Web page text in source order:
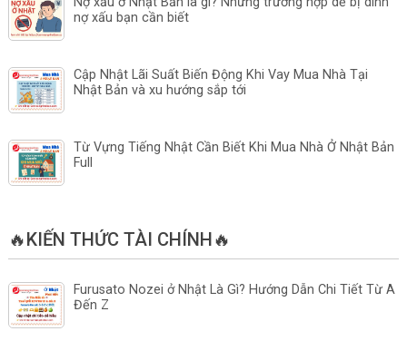
nợ xấu bạn cần biết
Cập Nhật Lãi Suất Biến Động Khi Vay Mua Nhà Tại
Nhật Bản và xu hướng sắp tới
Từ Vựng Tiếng Nhật Cần Biết Khi Mua Nhà Ở Nhật Bản
Full
🔥KIẾN THỨC TÀI CHÍNH🔥
Furusato Nozei ở Nhật Là Gì? Hướng Dẫn Chi Tiết Từ A
Đến Z